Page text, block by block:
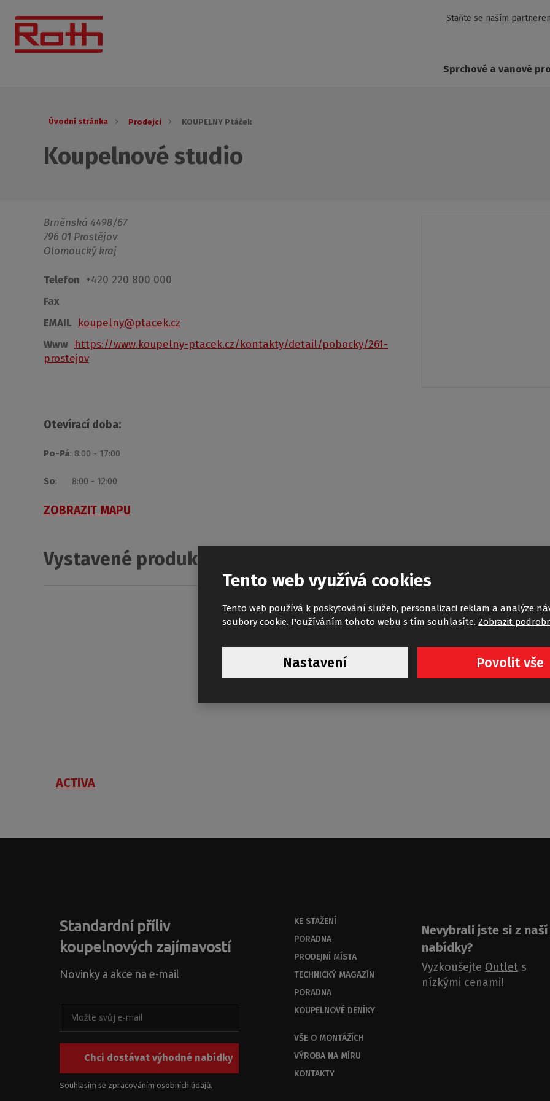
Staňte se naším
Sprchové a vanové
Úvodní stránka Prodejci KOUPELNY Ptáček
Koupelnové studio
Brněnská 4498/67
796 01 Prostějov
Olomoucký kraj
Telefon +420 220 800 000
Fax
EMAIL
koupelny@ptacek.cz
Www https://www.koupelny-ptacek.cz/kontakty/detail/pobocky/261-
prostejov
Otevírací doba:
Po-Pá: 8:00 - 17:00
So: 8:00 - 12:00
ZOBRAZIT MAPU
Vystavené produkty Roth v této prodejně pro Vaše
ACTIVA
Standardní příliv
koupelnových zajímavostí
Novinky a akce na e-mail
Chci dostávat výhodné nabídky
Souhlasím se zpracováním osobních údajů
KE STAŽENÍ
PORADNA
PRODEJNÍ MÍSTA
TECHNICKÝ MAGAZÍN
PORADNA
KOUPELNOVÉ DENÍKY
VŠE O MONTÁŽÍCH
VÝROBA NA MÍRU
KONTAKTY
Nevybrali jste si z naší
nabídky?
Vyzkoušejte Outlet s
nízkými cenami!
Tento web využívá cookies
Tento web používá k poskytování služeb, personalizaci reklam a analýze
soubory cookie. Používáním tohoto webu s tím souhlasíte. Zobrazit
Nastavení Povolit vše